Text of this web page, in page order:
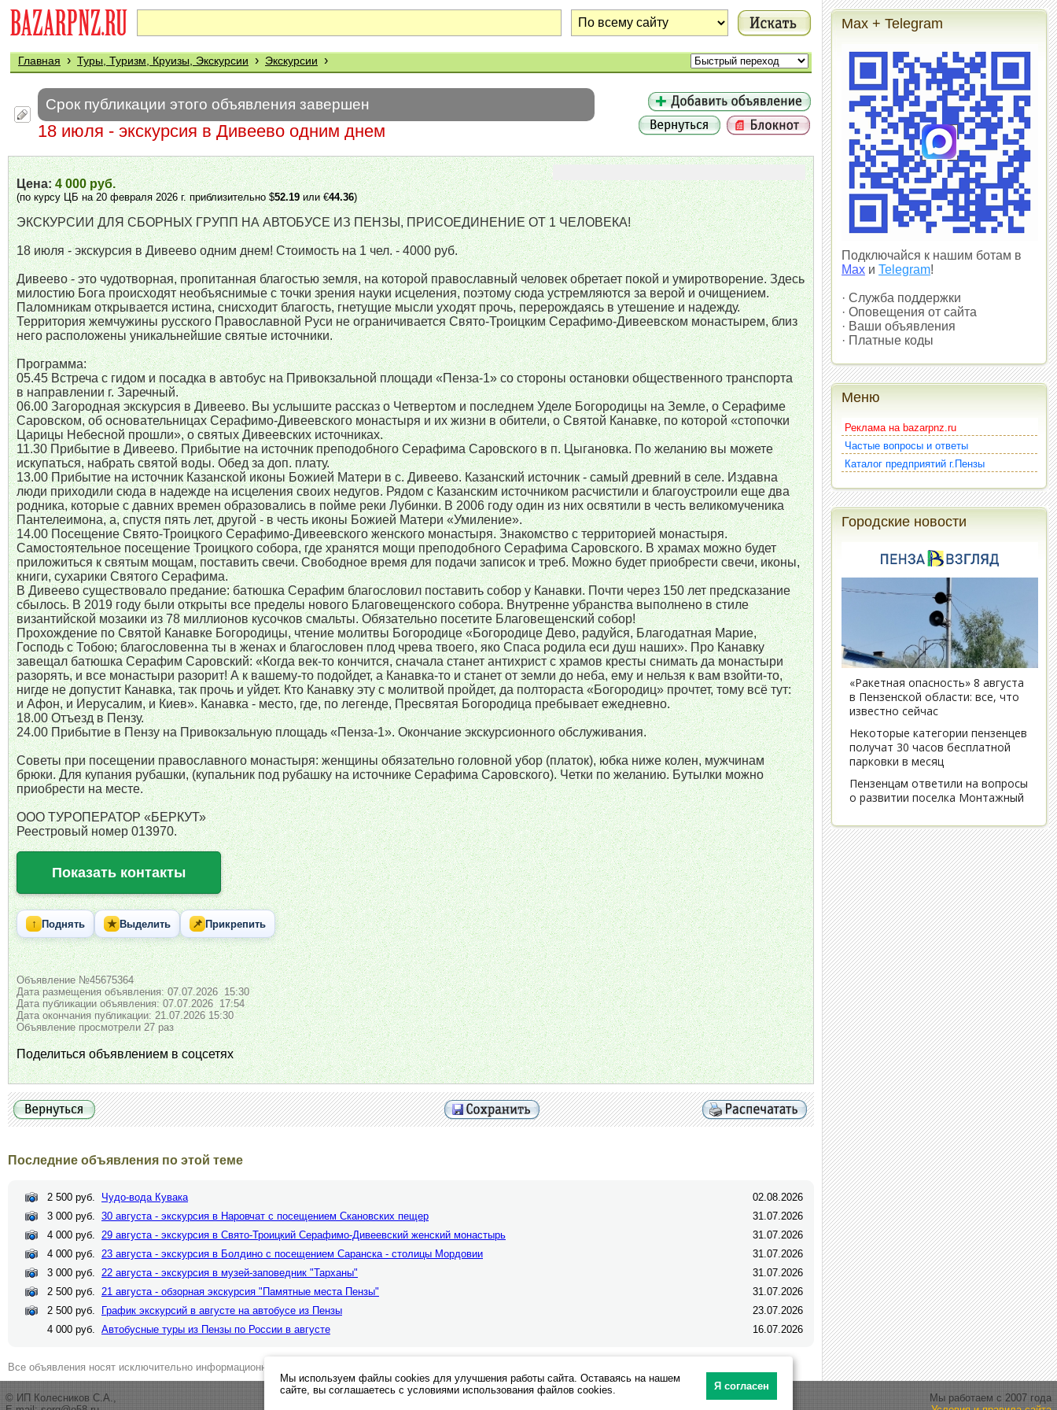
Главная › Туры, Туризм, Круизы, Экскурсии › Экскурсии ›
Срок публикации этого объявления завершен
18 июля - экскурсия в Дивеево одним днем
Цена:4 000 руб.
(по курсу ЦБ на 20 февраля 2026 г. приблизительно $52.19или €44.36)
ЭКСКУРСИИ ДЛЯ СБОРНЫХ ГРУПП НА АВТОБУСЕ ИЗ ПЕНЗЫ, ПРИСОЕДИНЕНИЕ ОТ 1 ЧЕЛОВЕКА!
18 июля - экскурсия в Дивеево одним днем! Стоимость на 1 чел. - 4000 руб.
Дивеево - это чудотворная, пропитанная благостью земля, на которой православный человек обретает покой и умиротворение. Здесь
милостию Бога происходят необъяснимые с точки зрения науки исцеления, поэтому сюда устремляются за верой и очищением.
Паломникам открывается истина, снисходит благость, гнетущие мысли уходят прочь, перерождаясь в утешение и надежду.
Территория жемчужины русского Православной Руси не ограничивается Свято-Троицким Серафимо-Дивеевском монастырем, близ
него расположены уникальнейшие святые источники.
Программа:
05.45 Встреча с гидом и посадка в автобус на Привокзальной площади «Пенза-1» со стороны остановки общественного транспорта
в направлении г. Заречный.
06.00 Загородная экскурсия в Дивеево. Вы услышите рассказ о Четвертом и последнем Уделе Богородицы на Земле, о Серафиме
Саровском, об основательницах Серафимо-Дивеевского монастыря и их жизни в обители, о Святой Канавке, по которой «стопочки
Царицы Небесной прошли», о святых Дивеевских источниках.
11.30 Прибытие в Дивеево. Прибытие на источник преподобного Серафима Саровского в п. Цыгановка. По желанию вы можете
искупаться, набрать святой воды. Обед за доп. плату.
13.00 Прибытие на источник Казанской иконы Божией Матери в с. Дивеево. Казанский источник - самый древний в селе. Издавна
люди приходили сюда в надежде на исцеления своих недугов. Рядом с Казанским источником расчистили и благоустроили еще два
родника, которые с давних времен образовались в пойме реки Лубинки. В 2006 году один из них освятили в честь великомученика
Пантелеимона, а, спустя пять лет, другой - в честь иконы Божией Матери «Умиление».
14.00 Посещение Свято-Троицкого Серафимо-Дивеевского женского монастыря. Знакомство с территорией монастыря.
Самостоятельное посещение Троицкого собора, где хранятся мощи преподобного Серафима Саровского. В храмах можно будет
приложиться к святым мощам, поставить свечи. Свободное время для подачи записок и треб. Можно будет приобрести свечи, иконы,
книги, сухарики Святого Серафима.
В Дивеево существовало предание: батюшка Серафим благословил поставить собор у Канавки. Почти через 150 лет предсказание
сбылось. В 2019 году были открыты все пределы нового Благовещенского собора. Внутренне убранства выполнено в стиле
византийской мозаики из 78 миллионов кусочков смальты. Обязательно посетите Благовещенский собор!
Прохождение по Святой Канавке Богородицы, чтение молитвы Богородице «Богородице Дево, радуйся, Благодатная Марие,
Господь с Тобою; благословенна ты в женах и благословен плод чрева твоего, яко Спаса родила еси душ наших». Про Канавку
завещал батюшка Серафим Саровский: «Когда век-то кончится, сначала станет антихрист с храмов кресты снимать да монастыри
разорять, и все монастыри разорит! А к вашему-то подойдет, а Канавка-то и станет от земли до неба, ему и нельзя к вам взойти-то,
нигде не допустит Канавка, так прочь и уйдет. Кто Канавку эту с молитвой пройдет, да полтораста «Богородиц» прочтет, тому всё тут:
и Афон, и Иерусалим, и Киев». Канавка - место, где, по легенде, Пресвятая Богородица пребывает ежедневно.
18.00 Отъезд в Пензу.
24.00 Прибытие в Пензу на Привокзальную площадь «Пенза-1». Окончание экскурсионного обслуживания.
Советы при посещении православного монастыря: женщины обязательно головной убор (платок), юбка ниже колен, мужчинам
брюки. Для купания рубашки, (купальник под рубашку на источнике Серафима Саровского). Четки по желанию. Бутылки можно
приобрести на месте.
ООО ТУРОПЕРАТОР «БЕРКУТ»
Реестровый номер 013970.
Показать контакты
↑ Поднять ★ Выделить 📌 Прикрепить
Объявление №45675364
Дата размещения объявления: 07.07.2026 15:30
Дата публикации объявления: 07.07.2026 17:54
Дата окончания публикации: 21.07.2026 15:30
Объявление просмотрели 27 раз
Поделиться объявлением в соцсетях
Последние объявления по этой теме
2 500 руб. Чудо-вода Кувака
02.08.2026
3 000 руб. 30 августа - экскурсия в Наровчат c посещением Скановских пещер
31.07.2026
4 000 руб. 29 августа - экскурсия в Свято-Троицкий Серафимо-Дивеевский женский монастырь
31.07.2026
4 000 руб. 23 августа - экскурсия в Болдино с посещением Саранска - столицы Мордовии
31.07.2026
3 000 руб. 22 августа - экскурсия в музей-заповедник "Тарханы"
31.07.2026
2 500 руб. 21 августа - обзорная экскурсия "Памятные места Пензы"
31.07.2026
2 500 руб.
График экскурсий в августе на автобусе из Пензы
23.07.2026
4 000 руб. Автобусные туры из Пензы по России в августе 16.07.2026
Все объявления носят исключительно информационный характер и ни при каких условиях не являются публичной офертой.
Max + Telegram
Подключайся к нашим ботам в
Max и Telegram!
· Служба поддержки
· Оповещения от сайта
· Ваши объявления
· Платные коды
Меню
Реклама на bazarpnz.ru
Частые вопросы и ответы
Каталог предприятий г.Пензы
Городские новости
© ИП Колесников С.А.,
Мы работаем с 2007 года
Мы используем файлы cookies для улучшения работы сайта. Оставаясь на нашем
сайте, вы соглашаетесь с условиями использования файлов cookies.
Я согласен